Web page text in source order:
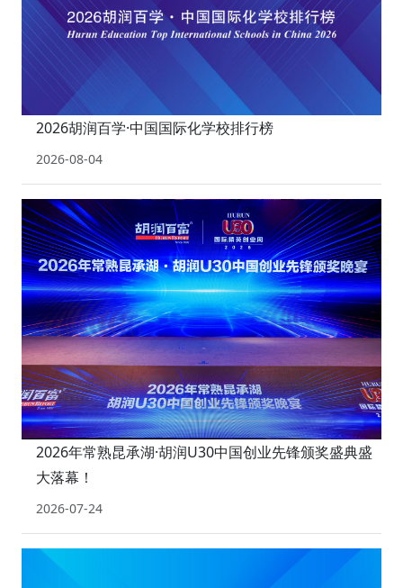
2026胡润百学·中国国际化学校排行榜
2026-08-04
2026年常熟昆承湖·胡润U30中国创业先锋颁奖盛典盛
大落幕！
2026-07-24